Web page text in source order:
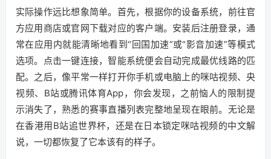
实际操作远比想象简单。首先，根据你的设备系统，前往官
方应用商店或官网下载对应的客户端。安装后注册登录，通
常在应用内就能清晰地看到“回国加速”或“影音加速”等模式
选项。点击一键连接，智能系统便会自动完成最优线路的匹
配。之后，像平常一样打开你手机或电脑上的咪咕视频、央
视频、B站或腾讯体育App，你会发现，之前恼人的限制提
示消失了，熟悉的赛事直播列表完整地呈现在眼前。无论是
在香港用B站追世界杯，还是在日本锁定咪咕视频的中文解
说，一切都恢复了它本该有的样子。